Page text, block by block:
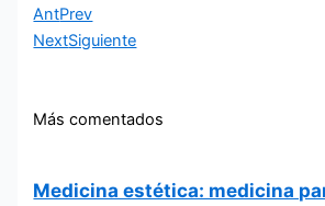
AntPrev
NextSiguiente
Más comentados
Medicina estética: medicina